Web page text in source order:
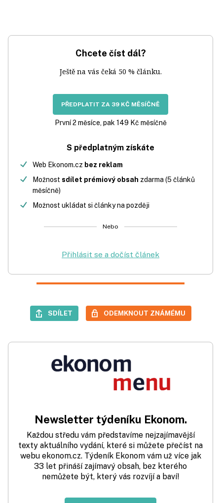
Chcete číst dál?
Ještě na vás čeká 50 % článku.
PŘEDPLATIT ZA 39 KČ MĚSÍČNĚ
První 2 měsíce, pak 149 Kč měsíčně
S předplatným získáte
Web Ekonom.cz bez reklam
Možnost sdílet prémiový obsah zdarma (5 článků
měsíčně)
Možnost ukládat si články na později
Nebo
Přihlásit se a dočíst článek
SDÍLET ODEMKNOUT ZNÁMÉMU
Newsletter týdeníku Ekonom.
Každou středu vám představíme nejzajímavější
texty aktuálního vydání, které si můžete přečíst na
webu ekonom.cz. Týdeník Ekonom vám už více jak
33 let přináší zajímavý obsah, bez kterého
nemůžete být, který vás rozvíjí a baví!